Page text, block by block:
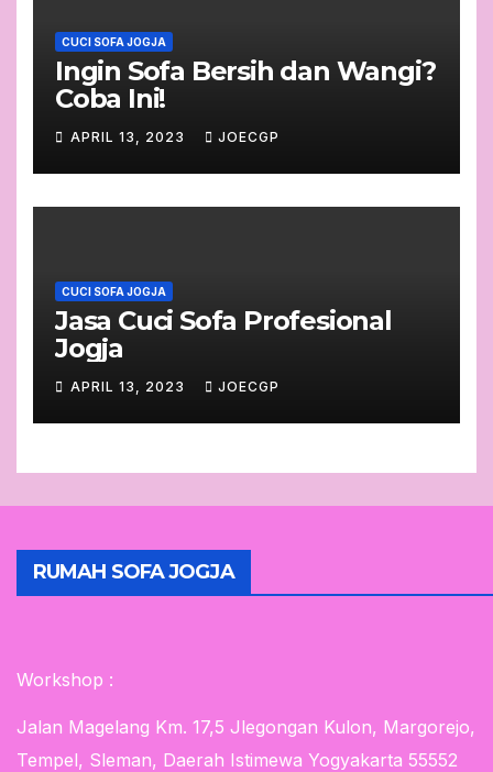
CUCI SOFA JOGJA
Ingin Sofa Bersih dan Wangi?
Coba Ini!
APRIL 13, 2023 JOECGP
CUCI SOFA JOGJA
Jasa Cuci Sofa Profesional
Jogja
APRIL 13, 2023 JOECGP
RUMAH SOFA JOGJA
Workshop :
Jalan Magelang Km. 17,5 Jlegongan Kulon, Margorejo,
Tempel, Sleman, Daerah Istimewa Yogyakarta 55552